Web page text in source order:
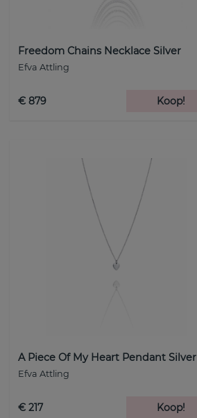
Freedom Chains Necklace Silver
Efva Attling
€ 879 Koop!
A Piece Of My Heart Pendant Silver
Efva Attling
€ 217 Koop!